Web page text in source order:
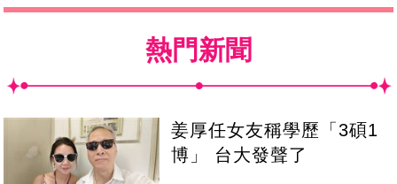
熱門新聞
姜厚任女友稱學歷「3碩1
博」 台大發聲了